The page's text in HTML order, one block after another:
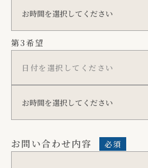
第3希望
お問い合わせ内容 必須